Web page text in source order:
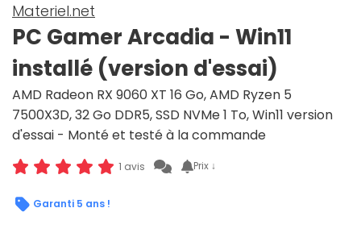
Materiel.net
PC Gamer Arcadia - Win11
installé (version d'essai)
AMD Radeon RX 9060 XT 16 Go, AMD Ryzen 5
7500X3D, 32 Go DDR5, SSD NVMe 1 To, Win11 version
d'essai - Monté et testé à la commande
1 avis Prix ↓
Garanti 5 ans !